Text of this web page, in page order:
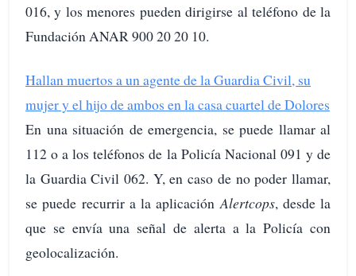
016, y los menores pueden dirigirse al teléfono de la
Fundación ANAR 900 20 20 10.
Hallan muertos a un agente de la Guardia Civil, su
mujer y el hijo de ambos en la casa cuartel de Dolores
En una situación de emergencia, se puede llamar al
112 o a los teléfonos de la Policía Nacional 091 y de
la Guardia Civil 062. Y, en caso de no poder llamar,
se puede recurrir a la aplicaciónAlertcops, desde la
que se envía una señal de alerta a la Policía con
geolocalización.